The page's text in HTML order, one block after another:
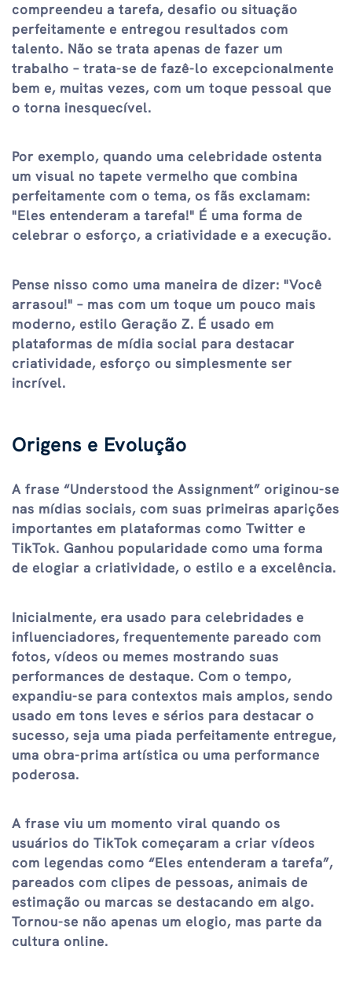
compreendeu a tarefa, desafio ou situação
perfeitamente e entregou resultados com
talento. Não se trata apenas de fazer um
trabalho – trata-se de fazê-lo excepcionalmente
bem e, muitas vezes, com um toque pessoal que
o torna inesquecível.
Por exemplo, quando uma celebridade ostenta
um visual no tapete vermelho que combina
perfeitamente com o tema, os fãs exclamam:
"Eles entenderam a tarefa!" É uma forma de
celebrar o esforço, a criatividade e a execução.
Pense nisso como uma maneira de dizer: "Você
arrasou!" – mas com um toque um pouco mais
moderno, estilo Geração Z. É usado em
plataformas de mídia social para destacar
criatividade, esforço ou simplesmente ser
incrível.
Origens e Evolução
A frase “Understood the Assignment” originou-se
nas mídias sociais, com suas primeiras aparições
importantes em plataformas como Twitter e
TikTok. Ganhou popularidade como uma forma
de elogiar a criatividade, o estilo e a excelência.
Inicialmente, era usado para celebridades e
influenciadores, frequentemente pareado com
fotos, vídeos ou memes mostrando suas
performances de destaque. Com o tempo,
expandiu-se para contextos mais amplos, sendo
usado em tons leves e sérios para destacar o
sucesso, seja uma piada perfeitamente entregue,
uma obra-prima artística ou uma performance
poderosa.
A frase viu um momento viral quando os
usuários do TikTok começaram a criar vídeos
com legendas como “Eles entenderam a tarefa”,
pareados com clipes de pessoas, animais de
estimação ou marcas se destacando em algo.
Tornou-se não apenas um elogio, mas parte da
cultura online.